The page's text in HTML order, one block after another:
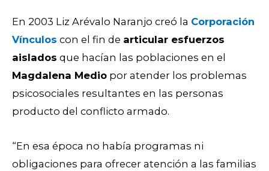
En 2003 Liz Arévalo Naranjo creó la Corporación
Vínculos con el fin de articular esfuerzos
aislados que hacían las poblaciones en el
Magdalena Medio por atender los problemas
psicosociales resultantes en las personas
producto del conflicto armado.
“En esa época no había programas ni
obligaciones para ofrecer atención a las familias